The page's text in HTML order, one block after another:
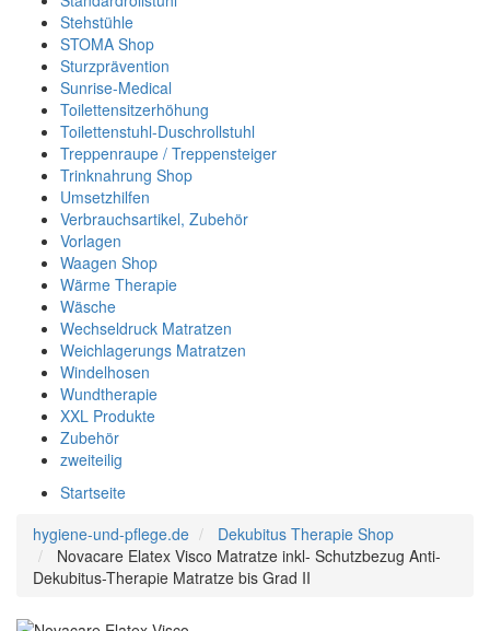
Stehstühle
STOMA Shop
Sturzprävention
Sunrise-Medical
Toilettensitzerhöhung
Toilettenstuhl-Duschrollstuhl
Treppenraupe / Treppensteiger
Trinknahrung Shop
Umsetzhilfen
Verbrauchsartikel, Zubehör
Vorlagen
Waagen Shop
Wärme Therapie
Wäsche
Wechseldruck Matratzen
Weichlagerungs Matratzen
Windelhosen
Wundtherapie
XXL Produkte
Zubehör
zweiteilig
Startseite
hygiene-und-pflege.de
Dekubitus Therapie Shop
Novacare Elatex Visco Matratze inkl- Schutzbezug Anti-
Dekubitus-Therapie Matratze bis Grad II